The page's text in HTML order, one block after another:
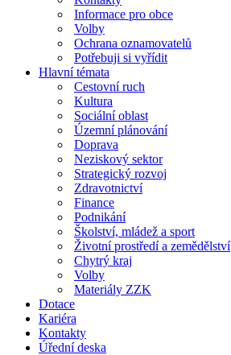
Informace pro obce
Volby
Ochrana oznamovatelů
Potřebuji si vyřídit
Hlavní témata
Cestovní ruch
Kultura
Sociální oblast
Územní plánování
Doprava
Neziskový sektor
Strategický rozvoj
Zdravotnictví
Finance
Podnikání
Školství, mládež a sport
Životní prostředí a zemědělství
Chytrý kraj
Volby
Materiály ZZK
Dotace
Kariéra
Kontakty
Úřední deska